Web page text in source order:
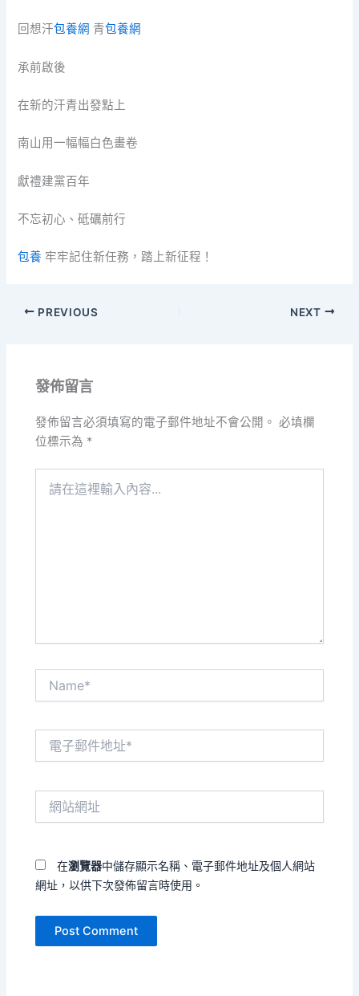
回想汗包養網 青包養網
承前啟後
在新的汗青出發點上
南山用一幅幅白色畫卷
獻禮建黨百年
不忘初心、砥礪前行
包養 牢牢記住新任務，踏上新征程！
PREVIOUS NEXT
發佈留言
發佈留言必須填寫的電子郵件地址不會公開。 必填欄
位標示為 *
在瀏覽器中儲存顯示名稱、電子郵件地址及個人網站
網址，以供下次發佈留言時使用。